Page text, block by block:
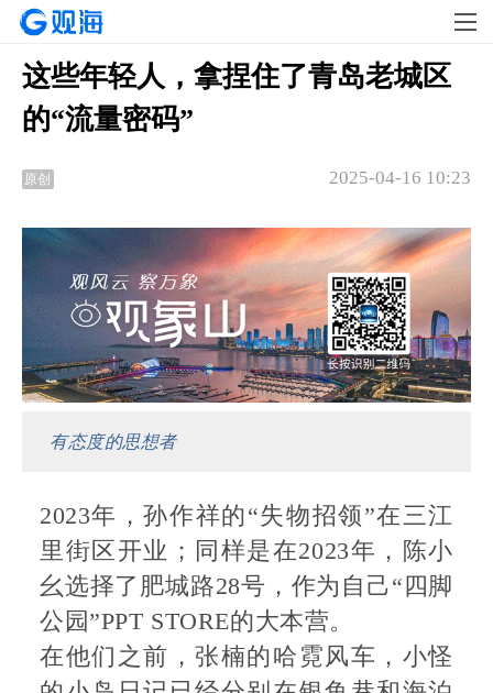
这些年轻人，拿捏住了青岛老城区
的“流量密码”
原创 2025-04-16 10:23
有态度的思想者
2023年，孙作祥的“失物招领”在三江
里街区开业；同样是在2023年，陈小
幺选择了肥城路28号，作为自己“四脚
公园”PPT STORE的大本营。
在他们之前，张楠的哈霓风车，小怪